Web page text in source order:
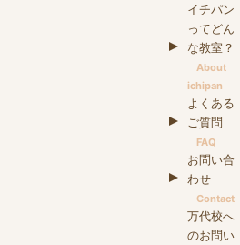
イチパン
ってどん
な教室？
About
ichipan
よくある
ご質問
FAQ
お問い合
わせ
Contact
万代校へ
のお問い